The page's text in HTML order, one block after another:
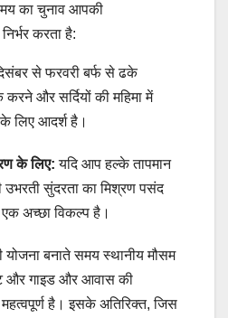
का चुनाव आपकी
करता है:
से फरवरी बर्फ से ढके
और सर्दियों की महिमा में
लिए आदर्श है।
के लिए: यदि आप हल्के तापमान
सुंदरता का मिश्रण पसंद
अच्छा विकल्प है।
बनाते समय स्थानीय मौसम
और गाइड और आवास की
है। इसके अतिरिक्त, जिस